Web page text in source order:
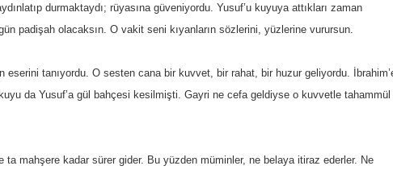
durmaktaydı; rüyasına güveniyordu. Yusuf’u kuyuya attıkları zaman
padişah olacaksın. O vakit seni kıyanların sözlerini, yüzlerine vurursun.
tanıyordu. O sesten cana bir kuvvet, bir rahat, bir huzur geliyordu.
da Yusuf’a gül bahçesi kesilmişti. Gayri ne cefa geldiyse o kuvvetle tahammül
mahşere kadar sürer gider. Bu yüzden müminler, ne belaya itiraz ederler. Ne